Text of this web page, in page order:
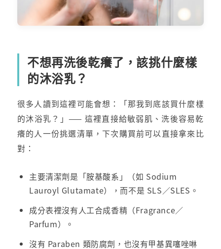
不想再洗後乾癢了，該挑什麼樣
的沐浴乳？
很多人讀到這裡可能會想：「那我到底該買什麼樣
的沐浴乳？」—— 這裡直接給敏弱肌、洗後容易乾
癢的人一份挑選清單，下次購買前可以直接拿來比
對：
主要清潔劑是「胺基酸系」（如 Sodium
Lauroyl Glutamate），而不是 SLS／SLES。
成分表裡沒有人工合成香精（Fragrance／
Parfum）。
沒有 Paraben 類防腐劑，也沒有甲基異噻唑啉